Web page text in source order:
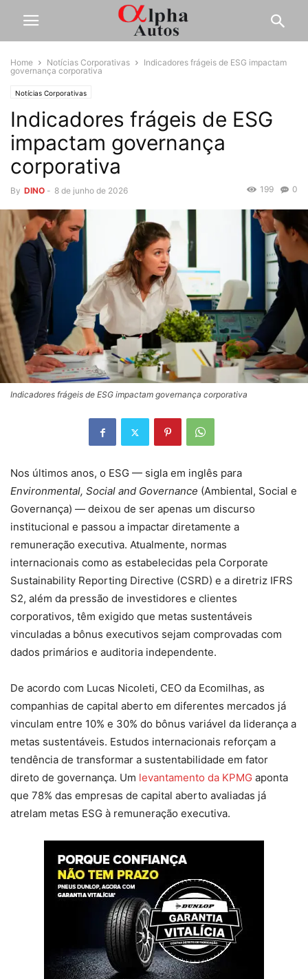
Home Notícias Corporativas
Indicadores frágeis de ESG impactam
governança corporativa
Notícias Corporativas
Indicadores frágeis de ESG
impactam governança
corporativa
By DINO - 8 de junho de 2026 0
199
Indicadores frágeis de ESG impactam governança corporativa
Nos últimos anos, o ESG — sigla em inglês para
Environmental, Social and Governance (Ambiental, Social e
Governança) — deixou de ser apenas um discurso
institucional e passou a impactar diretamente a
remuneração executiva. Atualmente, normas
internacionais como as estabelecidas pela Corporate
Sustainability Reporting Directive (CSRD) e a diretriz IFRS
S2, além da pressão de investidores e clientes
corporativos, têm exigido que metas sustentáveis
vinculadas a bônus executivos sejam comprovadas com
dados primários e auditoria independente.
De acordo com Lucas Nicoleti, CEO da Ecomilhas, as
companhias de capital aberto em diferentes mercados já
vinculam entre 10% e 30% do bônus variável da liderança a
metas sustentáveis. Estudos internacionais reforçam a
tendência de transformar a sustentabilidade em fator
direto de governança. Um levantamento da KPMG aponta
que 78% das empresas de capital aberto avaliadas já
atrelam metas ESG à remuneração executiva.